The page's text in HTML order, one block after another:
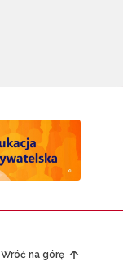
Wróć na górę